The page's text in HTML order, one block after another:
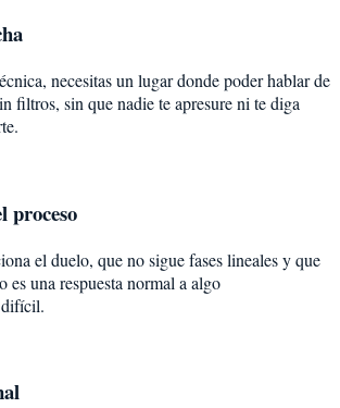
necesitas un lugar donde poder hablar de
filtros, sin que nadie te apresure ni te diga
proceso
el duelo, que no sigue fases lineales y que
es una respuesta normal a algo
difícil.